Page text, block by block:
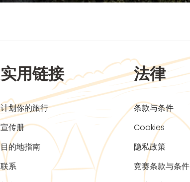
实用链接
计划你的旅行
宣传册
目的地指南
联系
法律
条款与条件
Cookies
隐私政策
竞赛条款与条件